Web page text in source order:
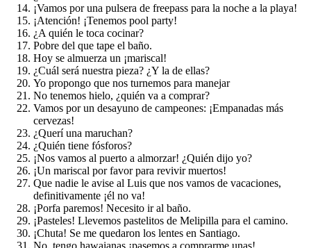
¡Vamos por una pulsera de freepass para la noche a la playa!
¡Atención! ¡Tenemos pool party!
¿A quién le toca cocinar?
Pobre del que tape el baño.
Hoy se almuerza un ¡mariscal!
¿Cuál será nuestra pieza? ¿Y la de ellas?
Yo propongo que nos turnemos para manejar
No tenemos hielo, ¿quién va a comprar?
Vamos por un desayuno de campeones: ¡Empanadas más
cervezas!
¿Querí una maruchan?
¿Quién tiene fósforos?
¡Nos vamos al puerto a almorzar! ¿Quién dijo yo?
¡Un mariscal por favor para revivir muertos!
Que nadie le avise al Luis que nos vamos de vacaciones,
definitivamente ¡él no va!
¡Porfa paremos! Necesito ir al baño.
¡Pasteles! Llevemos pastelitos de Melipilla para el camino.
¡Chuta! Se me quedaron los lentes en Santiago.
No, tengo hawaianas ¡pasemos a comprarme unas!